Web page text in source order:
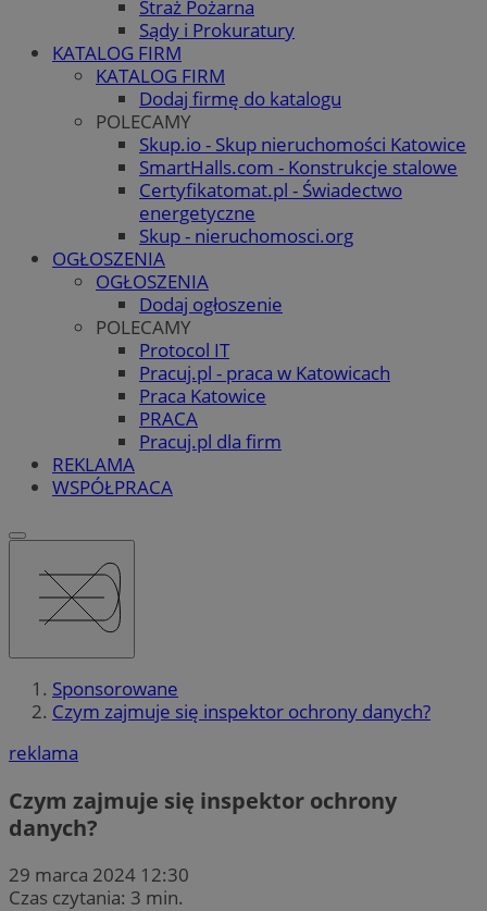
Straż Pożarna
Sądy i Prokuratury
KATALOG FIRM
KATALOG FIRM
Dodaj firmę do katalogu
POLECAMY
Skup.io - Skup nieruchomości Katowice
SmartHalls.com - Konstrukcje stalowe
Certyfikatomat.pl - Świadectwo
energetyczne
Skup - nieruchomosci.org
OGŁOSZENIA
OGŁOSZENIA
Dodaj ogłoszenie
POLECAMY
Protocol IT
Pracuj.pl - praca w Katowicach
Praca Katowice
PRACA
Pracuj.pl dla firm
REKLAMA
WSPÓŁPRACA
Sponsorowane
Czym zajmuje się inspektor ochrony danych?
reklama
Czym zajmuje się inspektor ochrony
danych?
29 marca 2024 12:30
Czas czytania: 3 min.